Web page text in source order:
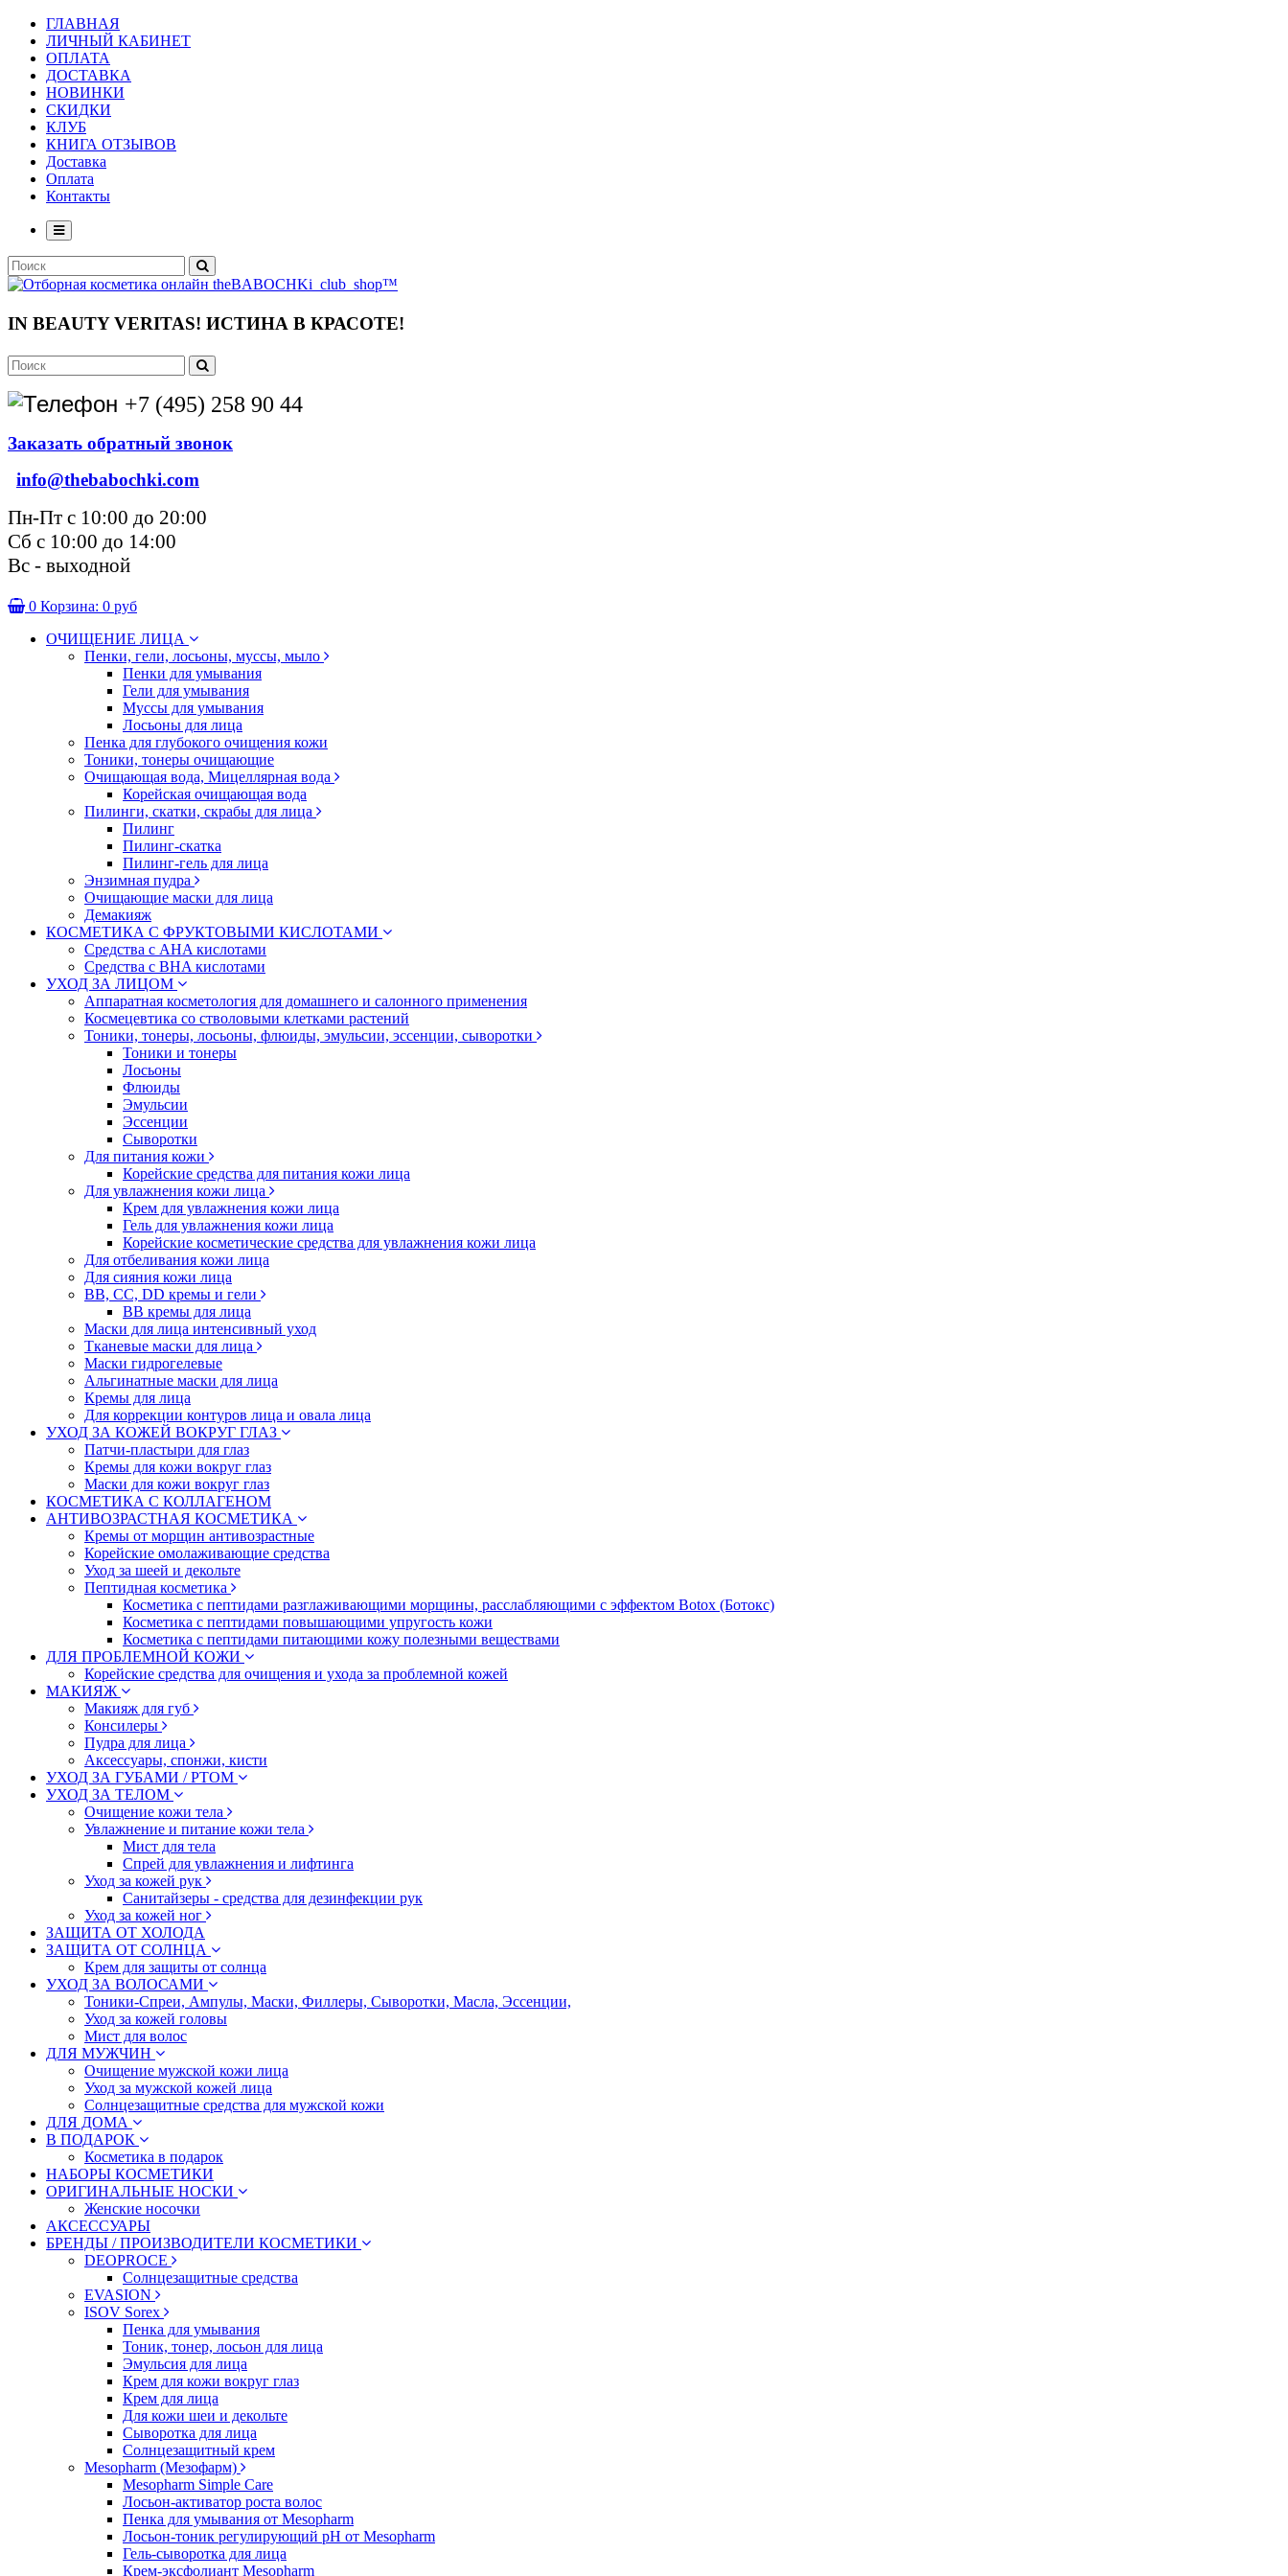
ГЛАВНАЯ
ЛИЧНЫЙ КАБИНЕТ
ОПЛАТА
ДОСТАВКА
НОВИНКИ
СКИДКИ
КЛУБ
КНИГА ОТЗЫВОВ
Доставка
Оплата
Контакты
IN BEAUTY VERITAS! ИСТИНА В КРАСОТЕ!
+7 (495) 258 90 44
Заказать обратный звонок
info@thebabochki.com
Пн-Пт с 10:00 до 20:00
Сб с 10:00 до 14:00
Вс - выходной
0 Корзина: 0 руб
ОЧИЩЕНИЕ ЛИЦА
Пенки, гели, лосьоны, муссы, мыло
Пенки для умывания
Гели для умывания
Муссы для умывания
Лосьоны для лица
Пенка для глубокого очищения кожи
Тоники, тонеры очищающие
Очищающая вода, Мицеллярная вода
Корейская очищающая вода
Пилинги, скатки, скрабы для лица
Пилинг
Пилинг-скатка
Пилинг-гель для лица
Энзимная пудра
Очищающие маски для лица
Демакияж
КОСМЕТИКА С ФРУКТОВЫМИ КИСЛОТАМИ
Средства с AHA кислотами
Средства с BHA кислотами
УХОД ЗА ЛИЦОМ
Аппаратная косметология для домашнего и салонного применения
Космецевтика со стволовыми клетками растений
Тоники, тонеры, лосьоны, флюиды, эмульсии, эссенции, сыворотки
Тоники и тонеры
Лосьоны
Флюиды
Эмульсии
Эссенции
Сыворотки
Для питания кожи
Корейские средства для питания кожи лица
Для увлажнения кожи лица
Крем для увлажнения кожи лица
Гель для увлажнения кожи лица
Корейские косметические средства для увлажнения кожи лица
Для отбеливания кожи лица
Для сияния кожи лица
BB, CC, DD кремы и гели
BB кремы для лица
Маски для лица интенсивный уход
Тканевые маски для лица
Маски гидрогелевые
Альгинатные маски для лица
Кремы для лица
Для коррекции контуров лица и овала лица
УХОД ЗА КОЖЕЙ ВОКРУГ ГЛАЗ
Патчи-пластыри для глаз
Кремы для кожи вокруг глаз
Маски для кожи вокруг глаз
КОСМЕТИКА С КОЛЛАГЕНОМ
АНТИВОЗРАСТНАЯ КОСМЕТИКА
Кремы от морщин антивозрастные
Корейские омолаживающие средства
Уход за шеей и декольте
Пептидная косметика
Косметика с пептидами разглаживающими морщины, расслабляющими с эффектом Botox (Ботокс)
Косметика с пептидами повышающими упругость кожи
Косметика с пептидами питающими кожу полезными веществами
ДЛЯ ПРОБЛЕМНОЙ КОЖИ
Корейские средства для очищения и ухода за проблемной кожей
МАКИЯЖ
Макияж для губ
Консилеры
Пудра для лица
Аксессуары, спонжи, кисти
УХОД ЗА ГУБАМИ / РТОМ
УХОД ЗА ТЕЛОМ
Очищение кожи тела
Увлажнение и питание кожи тела
Мист для тела
Спрей для увлажнения и лифтинга
Уход за кожей рук
Санитайзеры - средства для дезинфекции рук
Уход за кожей ног
ЗАЩИТА ОТ ХОЛОДА
ЗАЩИТА ОТ СОЛНЦА
Крем для защиты от солнца
УХОД ЗА ВОЛОСАМИ
Тоники-Спреи, Ампулы, Маски, Филлеры, Сыворотки, Масла, Эссенции,
Уход за кожей головы
Мист для волос
ДЛЯ МУЖЧИН
Очищение мужской кожи лица
Уход за мужской кожей лица
Солнцезащитные средства для мужской кожи
ДЛЯ ДОМА
В ПОДАРОК
Косметика в подарок
НАБОРЫ КОСМЕТИКИ
ОРИГИНАЛЬНЫЕ НОСКИ
Женские носочки
АКСЕССУАРЫ
БРЕНДЫ / ПРОИЗВОДИТЕЛИ КОСМЕТИКИ
DEOPROCE
Солнцезащитные средства
EVASION
ISOV Sorex
Пенка для умывания
Тоник, тонер, лосьон для лица
Эмульсия для лица
Крем для кожи вокруг глаз
Крем для лица
Для кожи шеи и декольте
Сыворотка для лица
Солнцезащитный крем
Mesopharm (Мезофарм)
Mesopharm Simple Care
Лосьон-активатор роста волос
Пенка для умывания от Mesopharm
Лосьон-тоник регулирующий рН от Mesopharm
Гель-сыворотка для лица
Крем-эксфолиант Mesopharm